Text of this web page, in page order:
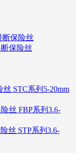
断保险丝
断保险丝
STC系列5-20mm
FBP系列3.6-
STP系列3.6-